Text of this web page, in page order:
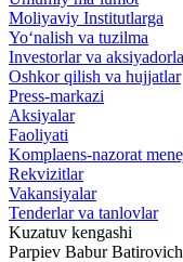
Moliyaviy Institutlarga
Yo‘nalish va tuzilma
Investorlar va
Oshkor qilish va hujjatlar
Press-markazi
Aksiyalar
Faoliyati
Komplaens-nazorat
Rekvizitlar
Vakansiyalar
Tenderlar va tanlovlar
Kuzatuv kengashi
Parpiev Babur Batirovich